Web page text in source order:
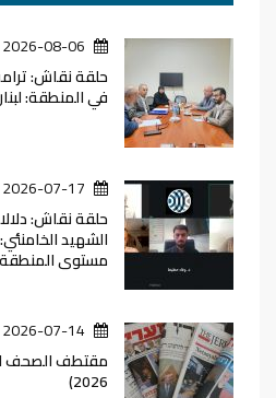
2026-08-06
حلقة نقاش:
في المنطقة:
2026-07-17
حلقة نقاش:
الشهيد
مستوى المنطقة
2026-07-14
2026)